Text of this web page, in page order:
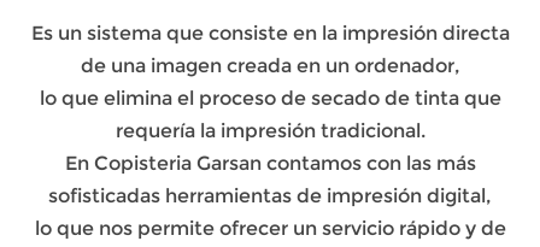
Es un sistema que consiste en la impresión directa
de una imagen creada en un ordenador,
lo que elimina el proceso de secado de tinta que
requería la impresión tradicional.
En Copisteria Garsan contamos con las más
sofisticadas herramientas de impresión digital,
lo que nos permite ofrecer un servicio rápido y de